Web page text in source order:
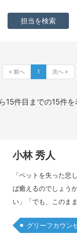
« 前へ 1 次へ »
15件目までの15件を
小林 秀人
「ペットを失った悲
ば癒えるのでしょう
い」「でも、このま
ありません。私は、
グリーフカウン